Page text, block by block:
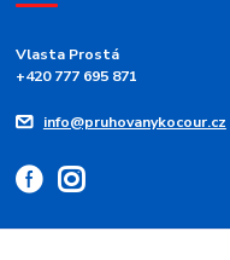
Vlasta Prostá
+420 777 695 871
info@pruhovanykocour.cz